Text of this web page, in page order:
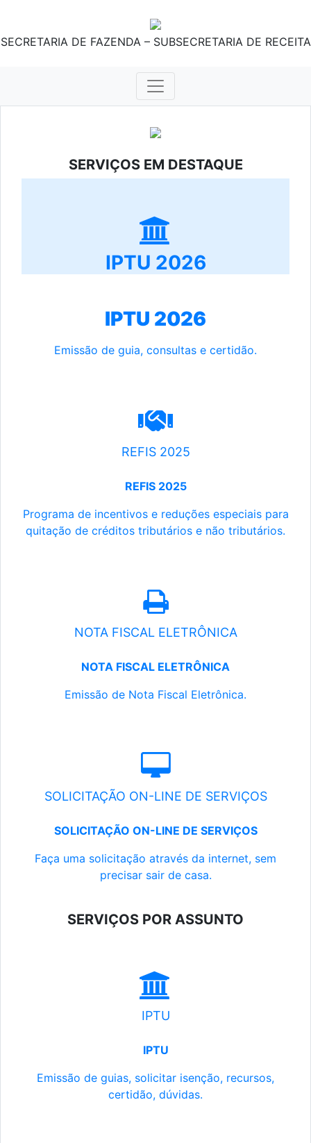
SECRETARIA DE FAZENDA – SUBSECRETARIA DE RECEITA
SERVIÇOS EM DESTAQUE
IPTU 2026
IPTU 2026
Emissão de guia, consultas e certidão.
REFIS 2025
REFIS 2025
Programa de incentivos e reduções especiais para
quitação de créditos tributários e não tributários.
NOTA FISCAL ELETRÔNICA
NOTA FISCAL ELETRÔNICA
Emissão de Nota Fiscal Eletrônica.
SOLICITAÇÃO ON-LINE DE SERVIÇOS
SOLICITAÇÃO ON-LINE DE SERVIÇOS
Faça uma solicitação através da internet, sem
precisar sair de casa.
SERVIÇOS POR ASSUNTO
IPTU
IPTU
Emissão de guias, solicitar isenção, recursos,
certidão, dúvidas.